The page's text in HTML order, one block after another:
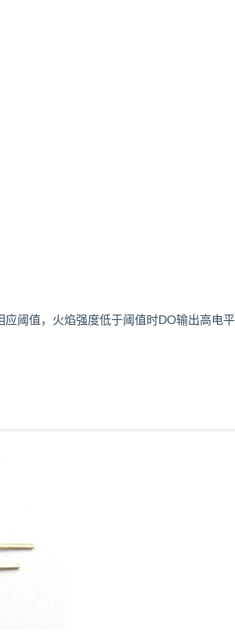
阈值，火焰强度低于阈值时DO输出高电